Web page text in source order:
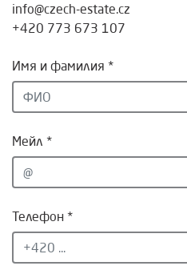
info@czech-estate.cz
+420 773 673 107
Имя и фамилия *
Мейл *
Телефон *